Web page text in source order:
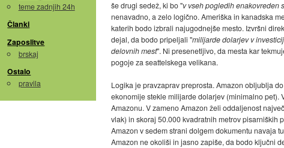
teme zadnjih 24h
Članki
Zaposlitve
brskaj
Ostalo
pravila
še drugi sedež, ki bo "v vseh pogledih enakovreden
nenavadno, a zelo logično. Ameriška in kanadska
katerih bodo izbrali najugodnejše mesto. Izvršni
dejal, da bodo pripeljali "milijarde dolarjev v
delovnih mest". Ni presenetljivo, da mesta kar
pogoje za seattelskega velikana.
Logika je pravzaprav preprosta. Amazon obljublja
ekonomije stekle milijarde dolarjev (minimalno pet).
Amazonu. V zameno Amazon želi oddaljenost
vlak) in skoraj 50.000 kvadratnih metrov pisarniških
Amazon v sedem strani dolgem dokumentu navaja
Amazon ne okoliši in jasno zapiše, da bodo ključni